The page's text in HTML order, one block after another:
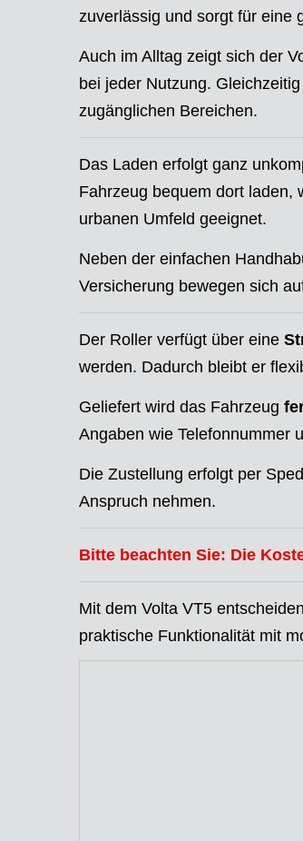
zuverlässig und sorgt für eine
Auch im Alltag zeigt sich der
bei jeder Nutzung.
zugänglichen Bereichen.
Das Laden erfolgt ganz
Fahrzeug bequem dort laden,
urbanen Umfeld geeignet.
Neben der einfachen
Versicherung bewegen sich
Der Roller verfügt über eine
werden. Dadurch bleibt er
Geliefert wird das Fahrzeug
Angaben wie Telefonnummer
Die Zustellung erfolgt per
Anspruch nehmen.
Bitte beachten Sie: Die
Mit dem Volta VT5
praktische Funktionalität mit